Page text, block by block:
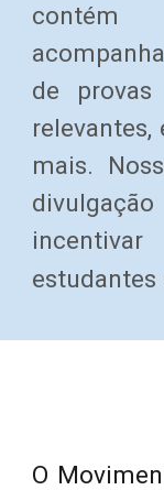
de provas
mais.
estudantes
O